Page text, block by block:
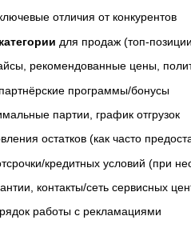
отличия от конкурентов
для продаж (топ-
рекомендованные цены,
программы/бонусы
партии, график отгрузок
остатков (как часто
кредитных условий (при
контакты/сеть сервисных
работы с рекламациями